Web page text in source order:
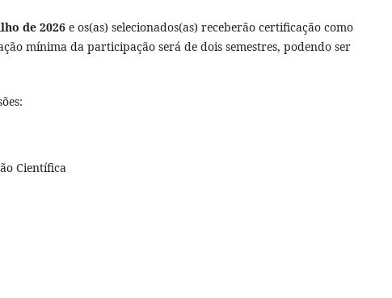
de 2026 e os(as) selecionados(as) receberão certificação como
mínima da participação será de dois semestres, podendo ser
Científica